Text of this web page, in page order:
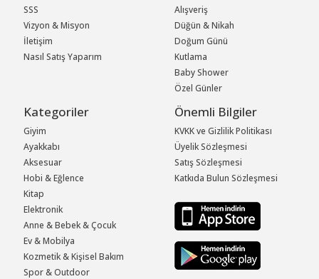
SSS
Vizyon & Misyon
İletişim
Nasıl Satış Yaparım
Alışveriş
Düğün & Nikah
Doğum Günü
Kutlama
Baby Shower
Özel Günler
Kategoriler
Giyim
Ayakkabı
Aksesuar
Hobi & Eğlence
Kitap
Elektronik
Anne & Bebek & Çocuk
Ev & Mobilya
Kozmetik & Kişisel Bakım
Spor & Outdoor
Önemli Bilgiler
KVKK ve Gizlilik Politikası
Üyelik Sözleşmesi
Satış Sözleşmesi
Katkıda Bulun Sözleşmesi